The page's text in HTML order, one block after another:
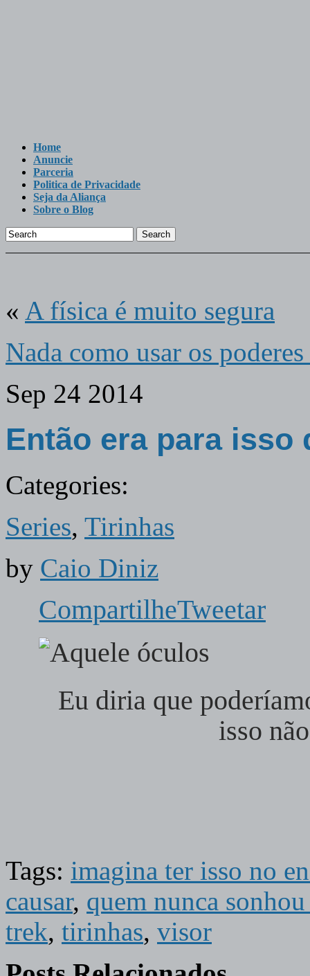
Home
Anuncie
Parceria
Politica de Privacidade
Seja da Aliança
Sobre o Blog
Search
« A física é muito segura
Nada como usar os
Sep 24 2014
Então era para isso
Categories:
Series, Tirinhas
by Caio Diniz
CompartilheTweetar
Eu diria que
isso
Tags: imagina ter isso no
causar, quem nunca
trek, tirinhas, visor